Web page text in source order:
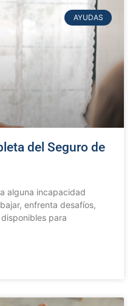
AYUDAS
del Seguro de
alguna incapacidad
enfrenta desafíos,
para